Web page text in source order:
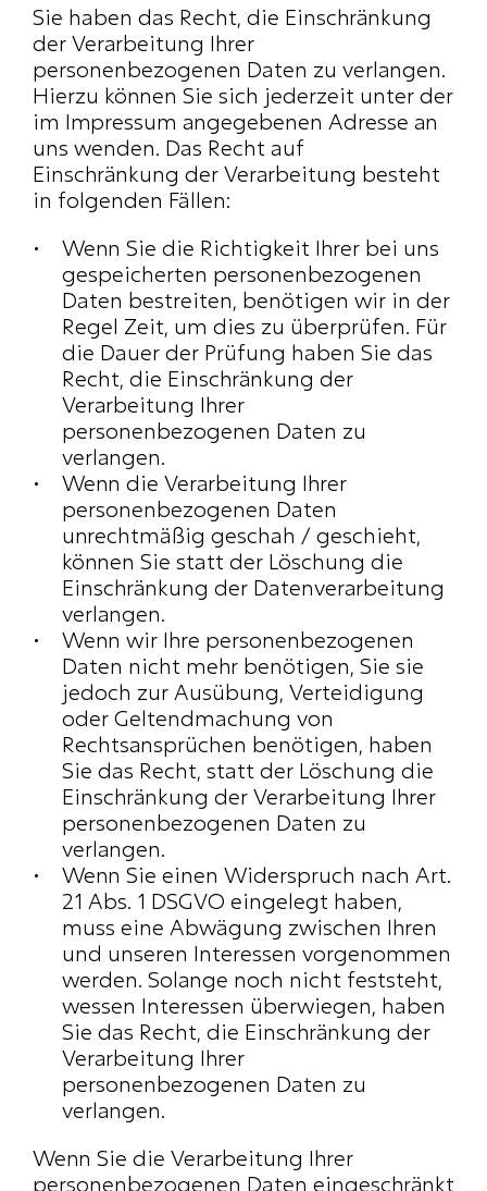
Sie haben das Recht, die Einschränkung
der Verarbeitung Ihrer
personenbezogenen Daten zu verlangen.
Hierzu können Sie sich jederzeit unter der
im Impressum angegebenen Adresse an
uns wenden. Das Recht auf
Einschränkung der Verarbeitung besteht
in folgenden Fällen:
Wenn Sie die Richtigkeit Ihrer bei uns
gespeicherten personenbezogenen
Daten bestreiten, benötigen wir in der
Regel Zeit, um dies zu überprüfen. Für
die Dauer der Prüfung haben Sie das
Recht, die Einschränkung der
Verarbeitung Ihrer
personenbezogenen Daten zu
verlangen.
Wenn die Verarbeitung Ihrer
personenbezogenen Daten
unrechtmäßig geschah / geschieht,
können Sie statt der Löschung die
Einschränkung der Datenverarbeitung
verlangen.
Wenn wir Ihre personenbezogenen
Daten nicht mehr benötigen, Sie sie
jedoch zur Ausübung, Verteidigung
oder Geltendmachung von
Rechtsansprüchen benötigen, haben
Sie das Recht, statt der Löschung die
Einschränkung der Verarbeitung Ihrer
personenbezogenen Daten zu
verlangen.
Wenn Sie einen Widerspruch nach Art.
21 Abs. 1 DSGVO eingelegt haben,
muss eine Abwägung zwischen Ihren
und unseren Interessen vorgenommen
werden. Solange noch nicht feststeht,
wessen Interessen überwiegen, haben
Sie das Recht, die Einschränkung der
Verarbeitung Ihrer
personenbezogenen Daten zu
verlangen.
Wenn Sie die Verarbeitung Ihrer
personenbezogenen Daten eingeschränkt